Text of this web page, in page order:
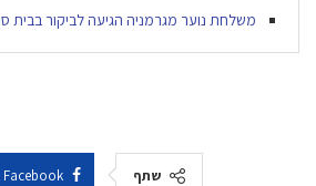
משלחת נוער מגרמניה הגיעה לביקור בבית
שתף Facebook